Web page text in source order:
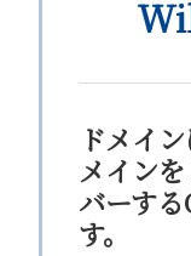
ドメイ
メイン
バーす
す。